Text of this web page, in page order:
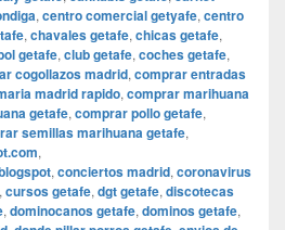
, centro comercial getyafe, centro
, chavales getafe, chicas getafe,
getafe, club getafe, coches getafe,
cogollazos madrid, comprar entradas
madrid rapido, comprar marihuana
getafe, comprar pollo getafe,
semillas marihuana getafe,
,
, conciertos madrid, coronavirus
, cursos getafe, dgt getafe, discotecas
, dominocanos getafe, dominos getafe,